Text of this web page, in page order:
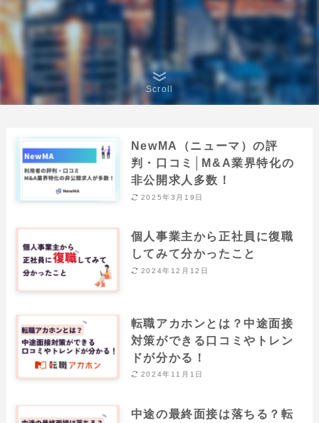
Scroll
NewMA（ニューマ）の評
判・口コミ│M&A業界特化の
非公開求人多数！
2025年3月19日
個人事業主から正社員に復職
してみて分かったこと
2024年12月12日
転職アカホンとは？中途面接
対策ができる口コミやトレン
ドが分かる！
2024年11月1日
中途の最終面接は落ちる？転